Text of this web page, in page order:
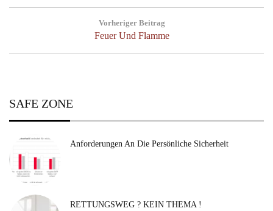
Vorheriger Beitrag
Previous
Feuer Und Flamme
SAFE ZONE
Anforderungen An Die Persönliche Sicherheit
RETTUNGSWEG ? KEIN THEMA !